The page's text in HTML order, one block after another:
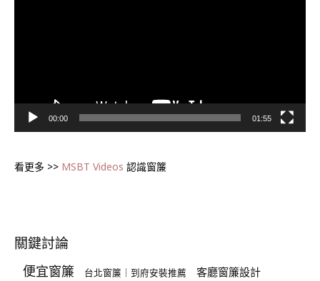
00:00 01:55
看更多 >> MSBT Videos 認識窗簾
關鍵討論
便宜窗簾 台北窗簾｜到府安裝推薦 客廳窗簾設計